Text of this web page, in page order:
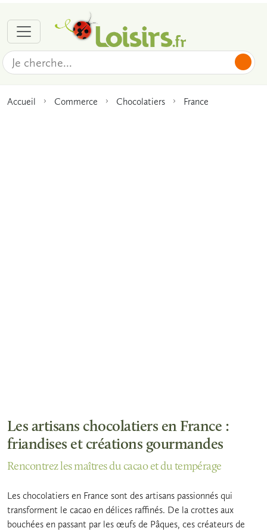
Accueil Commerce Chocolatiers France
Les artisans chocolatiers en France :
friandises et créations gourmandes
Rencontrez les maîtres du cacao et du tempérage
Les chocolatiers en France sont des artisans passionnés qui
transforment le cacao en délices raffinés. De la crottes aux
bouchées en passant par les œufs de Pâques, ces créateurs de